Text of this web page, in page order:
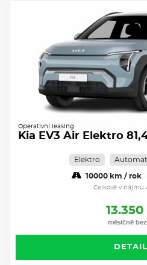
Operativní leasing
Kia EV3 Air Elektro
Elektro Automat
10000 km / rok
Celkově v nájmu
měsíčně bez
DETAIL